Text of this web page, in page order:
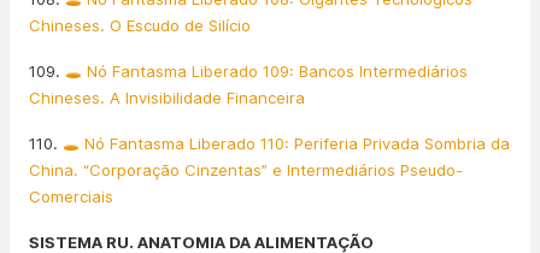
Chineses. O Escudo de Silício
109. 🕳️ Nó Fantasma Liberado 109: Bancos Intermediários
Chineses. A Invisibilidade Financeira
110. 🕳️ Nó Fantasma Liberado 110: Periferia Privada Sombria da
China. “Corporação Cinzentas” e Intermediários Pseudo-
Comerciais
SISTEMA RU. ANATOMIA DA ALIMENTAÇÃO